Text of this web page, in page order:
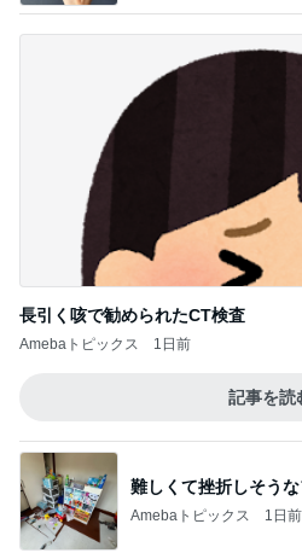
長引く咳で勧められたCT検査
Amebaトピックス 1日前
記事を読
難しくて挫折しそう
Amebaトピックス 1日前